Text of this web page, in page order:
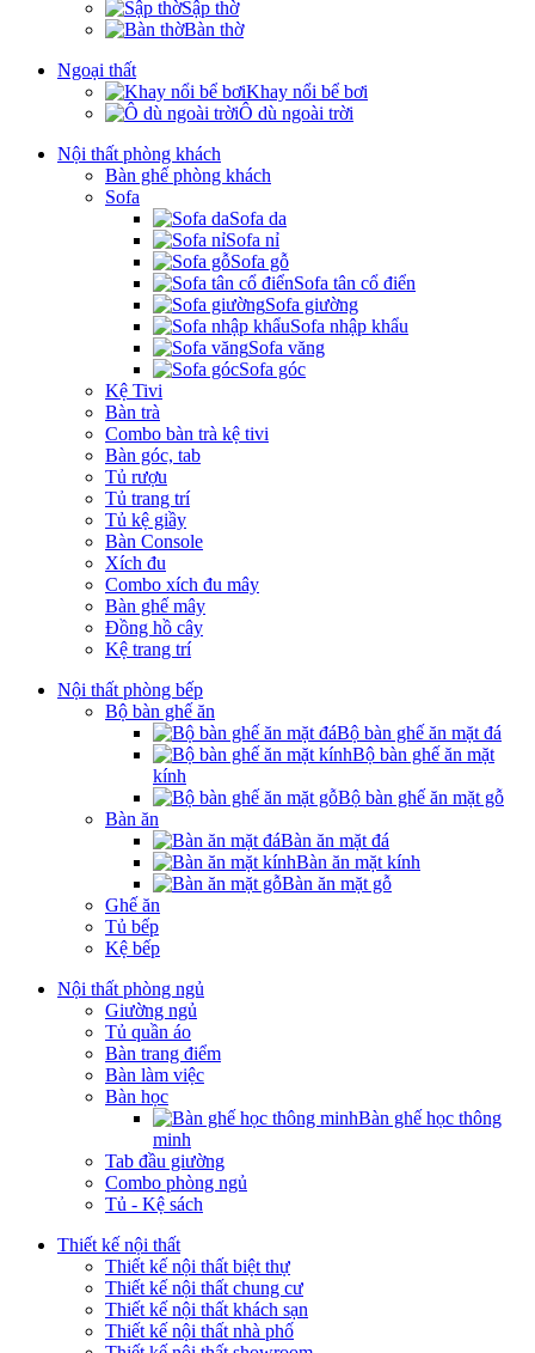
Sập thờ
Bàn thờ
Ngoại thất
Khay nổi bể bơi
Ô dù ngoài trời
Nội thất phòng khách
Bàn ghế phòng khách
Sofa
Sofa da
Sofa nỉ
Sofa gỗ
Sofa tân cổ điển
Sofa giường
Sofa nhập khẩu
Sofa văng
Sofa góc
Kệ Tivi
Bàn trà
Combo bàn trà kệ tivi
Bàn góc, tab
Tủ rượu
Tủ trang trí
Tủ kệ giầy
Bàn Console
Xích đu
Combo xích đu mây
Bàn ghế mây
Đồng hồ cây
Kệ trang trí
Nội thất phòng bếp
Bộ bàn ghế ăn
Bộ bàn ghế ăn mặt đá
Bộ bàn ghế ăn mặt
kính
Bộ bàn ghế ăn mặt gỗ
Bàn ăn
Bàn ăn mặt đá
Bàn ăn mặt kính
Bàn ăn mặt gỗ
Ghế ăn
Tủ bếp
Kệ bếp
Nội thất phòng ngủ
Giường ngủ
Tủ quần áo
Bàn trang điểm
Bàn làm việc
Bàn học
Bàn ghế học thông
minh
Tab đầu giường
Combo phòng ngủ
Tủ - Kệ sách
Thiết kế nội thất
Thiết kế nội thất biệt thự
Thiết kế nội thất chung cư
Thiết kế nội thất khách sạn
Thiết kế nội thất nhà phố